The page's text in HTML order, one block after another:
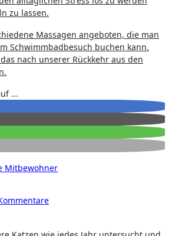
zu lassen.
Massagen angeboten, die man
Schwimmbadbesuch buchen kann.
nach unserer Rückkehr aus den
...
Mitbewohner